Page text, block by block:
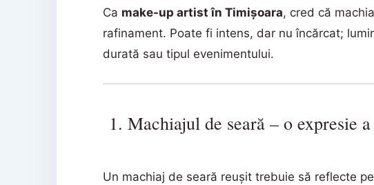
Ca make-up artist în Timișoara, cred că
rafinament. Poate fi intens, dar nu încărcat;
durată sau tipul evenimentului.
1. Machiajul de seară – o expresie
Un machiaj de seară reușit trebuie să reflecte